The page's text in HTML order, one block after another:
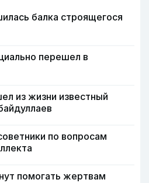
балка строящегося
перешел в
из жизни известный
по вопросам
помогать жертвам